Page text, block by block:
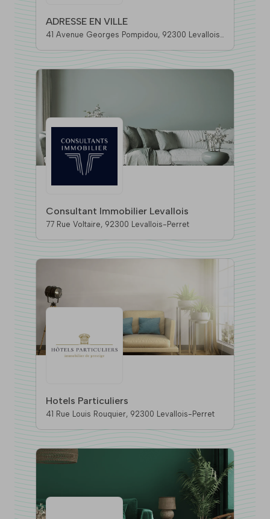
ADRESSE EN VILLE
41 Avenue Georges Pompidou, 92300 Levallois-
Consultant Immobilier Levallois
77 Rue Voltaire, 92300 Levallois-Perret
Hotels Particuliers
41 Rue Louis Rouquier, 92300 Levallois-Perret